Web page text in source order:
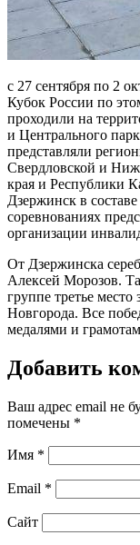
с 27 сентября по 2
Кубок России по
проходили на
и Центрального
представляли
Свердловской и
края и Республики
Дзержинск в
соревнованиях
организации
От Дзержинска
Алексей Морозов.
группе третье
Новгорода. Все
медалями и
Добавить
Ваш адрес email не
помечены *
Имя *
Email *
Сайт